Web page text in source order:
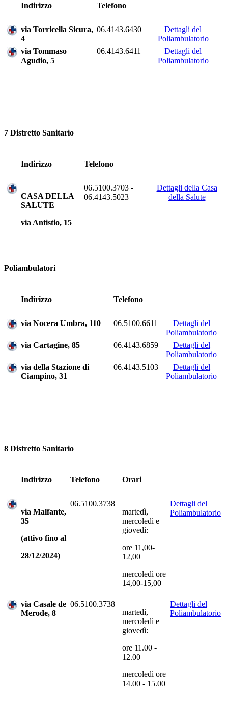
Indirizzo Telefono
via Torricella Sicura,
4
06.4143.6430
Dettagli del
Poliambulatorio
via Tommaso
Agudio, 5
06.4143.6411
Dettagli del
Poliambulatorio
7 Distretto Sanitario
Indirizzo Telefono
CASA DELLA
SALUTE
via Antistio, 15
06.5100.3703 -
06.4143.5023
Dettagli della Casa
della Salute
Poliambulatori
Indirizzo Telefono
via Nocera Umbra, 110 06.5100.6611
Dettagli del
Poliambulatorio
via Cartagine, 85
06.4143.6859
Dettagli del
Poliambulatorio
via della Stazione di
Ciampino, 31
06.4143.5103
Dettagli del
Poliambulatorio
8 Distretto Sanitario
Indirizzo Telefono Orari
via Malfante,
35
(attivo fino al
28/12/2024)
06.5100.3738
martedì,
mercoledì e
giovedì:
ore 11,00-
12,00
mercoledì ore
14,00-15,00
Dettagli del
Poliambulatorio
via Casale de
Merode, 8
06.5100.3738
martedì,
mercoledì e
giovedì:
ore 11.00 -
12.00
mercoledì ore
14.00 - 15.00
Dettagli del
Poliambulatorio